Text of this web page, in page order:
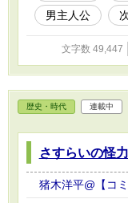
の
で
「
イ
「
の
な
ね
せ
男主人公
文字数 49,447
歴史・時代 連載中
さすらいの怪
猪木洋平@【コ